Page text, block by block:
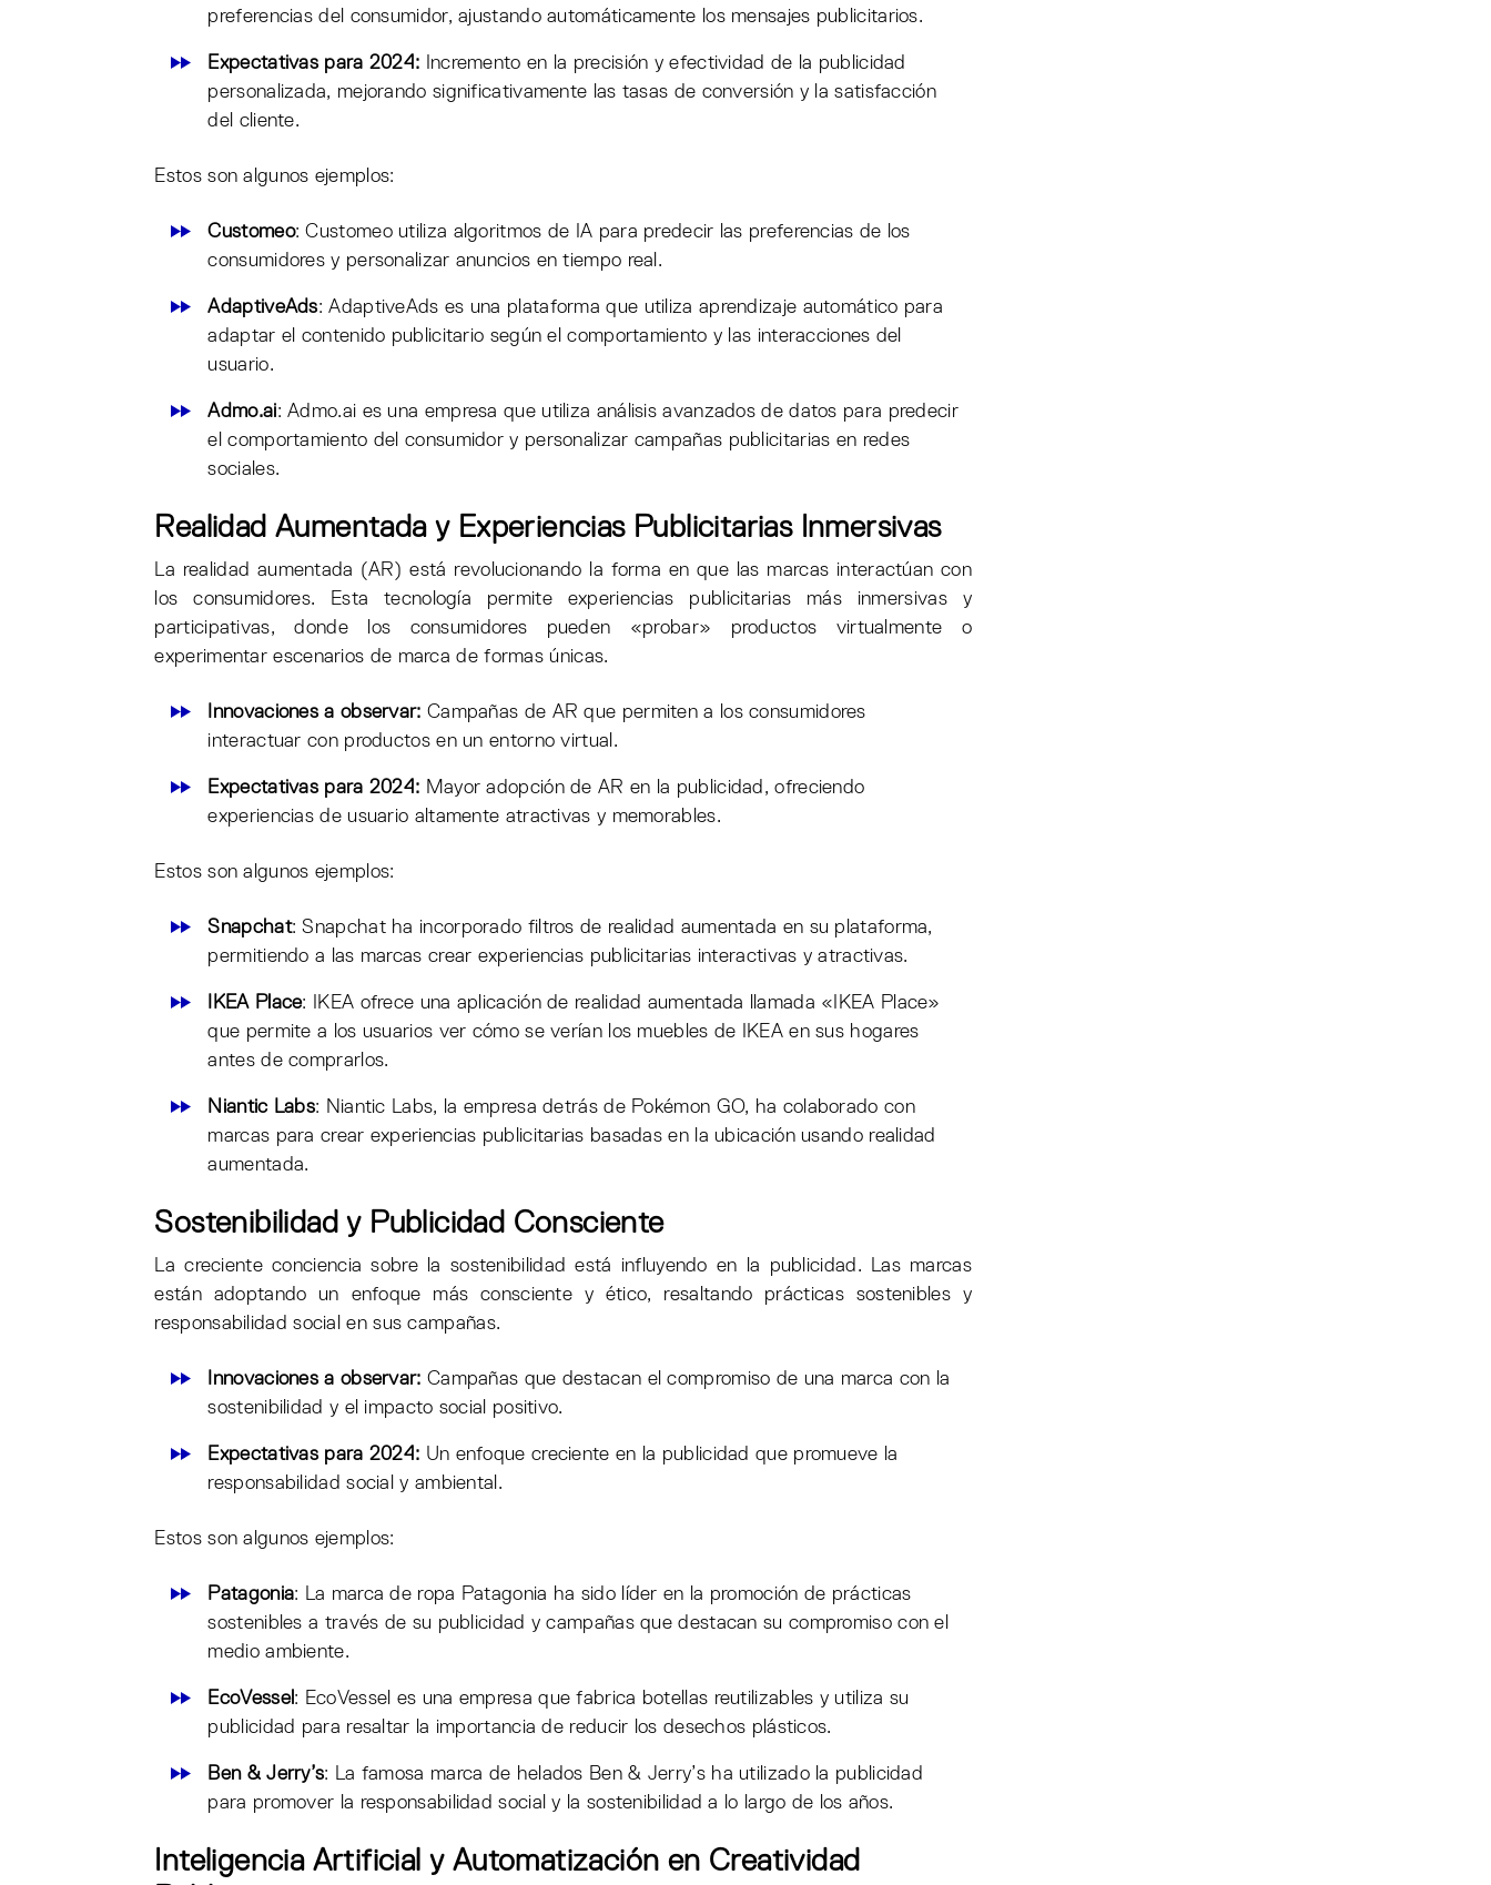
preferencias del consumidor, ajustando automáticamente los mensajes publicitarios.
Expectativas para 2024: Incremento en la precisión y efectividad de la publicidad
personalizada, mejorando significativamente las tasas de conversión y la satisfacción
del cliente.
Estos son algunos ejemplos:
Customeo: Customeo utiliza algoritmos de IA para predecir las preferencias de los
consumidores y personalizar anuncios en tiempo real.
AdaptiveAds: AdaptiveAds es una plataforma que utiliza aprendizaje automático para
adaptar el contenido publicitario según el comportamiento y las interacciones del
usuario.
Admo.ai: Admo.ai es una empresa que utiliza análisis avanzados de datos para predecir
el comportamiento del consumidor y personalizar campañas publicitarias en redes
sociales.
Realidad Aumentada y Experiencias Publicitarias Inmersivas
La realidad aumentada (AR) está revolucionando la forma en que las marcas interactúan con
los consumidores. Esta tecnología permite experiencias publicitarias más inmersivas y
participativas, donde los consumidores pueden «probar» productos virtualmente o
experimentar escenarios de marca de formas únicas.
Innovaciones a observar: Campañas de AR que permiten a los consumidores
interactuar con productos en un entorno virtual.
Expectativas para 2024: Mayor adopción de AR en la publicidad, ofreciendo
experiencias de usuario altamente atractivas y memorables.
Estos son algunos ejemplos:
Snapchat: Snapchat ha incorporado filtros de realidad aumentada en su plataforma,
permitiendo a las marcas crear experiencias publicitarias interactivas y atractivas.
IKEA Place: IKEA ofrece una aplicación de realidad aumentada llamada «IKEA Place»
que permite a los usuarios ver cómo se verían los muebles de IKEA en sus hogares
antes de comprarlos.
Niantic Labs: Niantic Labs, la empresa detrás de Pokémon GO, ha colaborado con
marcas para crear experiencias publicitarias basadas en la ubicación usando realidad
aumentada.
Sostenibilidad y Publicidad Consciente
La creciente conciencia sobre la sostenibilidad está influyendo en la publicidad. Las marcas
están adoptando un enfoque más consciente y ético, resaltando prácticas sostenibles y
responsabilidad social en sus campañas.
Innovaciones a observar: Campañas que destacan el compromiso de una marca con la
sostenibilidad y el impacto social positivo.
Expectativas para 2024: Un enfoque creciente en la publicidad que promueve la
responsabilidad social y ambiental.
Estos son algunos ejemplos:
Patagonia: La marca de ropa Patagonia ha sido líder en la promoción de prácticas
sostenibles a través de su publicidad y campañas que destacan su compromiso con el
medio ambiente.
EcoVessel: EcoVessel es una empresa que fabrica botellas reutilizables y utiliza su
publicidad para resaltar la importancia de reducir los desechos plásticos.
Ben & Jerry’s: La famosa marca de helados Ben & Jerry’s ha utilizado la publicidad
para promover la responsabilidad social y la sostenibilidad a lo largo de los años.
Inteligencia Artificial y Automatización en Creatividad